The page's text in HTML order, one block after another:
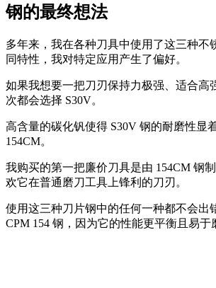
钢的最终想法
多年来，我在各种刀具中使用了这三种不
同特性，我对特定应用产生了偏好。
如果我想要一把刀刃保持力极强、适合高
次都会选择 S30V。
高含量的碳化钒使得 S30V 钢的耐磨性显
154CM。
我购买的第一把廉价刀具是由 154CM 钢
欢它在普通磨刀工具上锋利的刀刃。
使用这三种刀片钢中的任何一种都不会出
CPM 154 钢，因为它的性能更平衡且易于